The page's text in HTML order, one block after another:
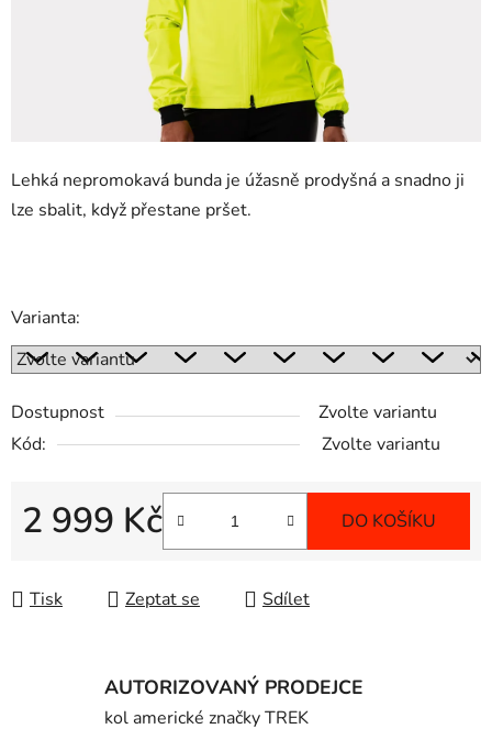
Lehká nepromokavá bunda je úžasně prodyšná a snadno ji
lze sbalit, když přestane pršet.
Varianta:
Dostupnost
Zvolte variantu
Kód:
Zvolte variantu
2 999 Kč DO KOŠÍKU
Tisk Zeptat se Sdílet
AUTORIZOVANÝ PRODEJCE
kol americké značky TREK